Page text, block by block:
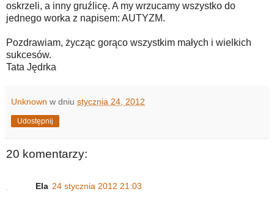
oskrzeli, a inny gruźlicę. A my wrzucamy wszystko do
jednego worka z napisem: AUTYZM.
Pozdrawiam, życząc gorąco wszystkim małych i wielkich
sukcesów.
Tata Jędrka
Unknown w dniu stycznia 24, 2012
Udostępnij
20 komentarzy:
Ela 24 stycznia 2012 21:03